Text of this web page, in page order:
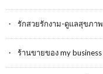
รักสวยรักงาม-ดูแลสุขภาพ
ร้านขายของ my business